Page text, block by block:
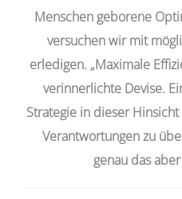
Menschen geborene
versuchen wir mit
erledigen. „Maximale
verinnerlichte Devise.
Strategie in dieser
Verantwortungen zu
genau das